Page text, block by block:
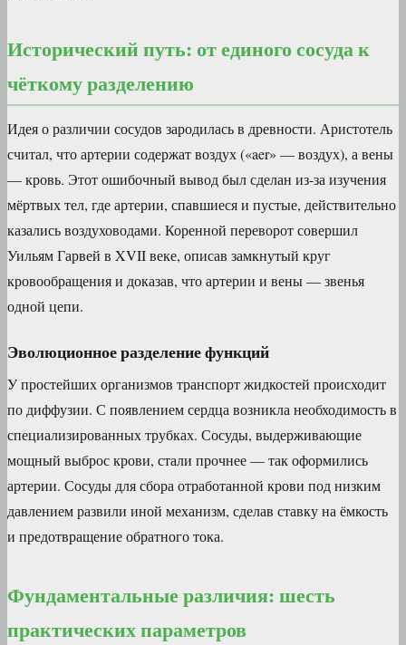
Исторический путь: от единого сосуда к
чёткому разделению
Идея о различии сосудов зародилась в древности. Аристотель
считал, что артерии содержат воздух («aer» — воздух), а вены
— кровь. Этот ошибочный вывод был сделан из-за изучения
мёртвых тел, где артерии, спавшиеся и пустые, действительно
казались воздуховодами. Коренной переворот совершил
Уильям Гарвей в XVII веке, описав замкнутый круг
кровообращения и доказав, что артерии и вены — звенья
одной цепи.
Эволюционное разделение функций
У простейших организмов транспорт жидкостей происходит
по диффузии. С появлением сердца возникла необходимость в
специализированных трубках. Сосуды, выдерживающие
мощный выброс крови, стали прочнее — так оформились
артерии. Сосуды для сбора отработанной крови под низким
давлением развили иной механизм, сделав ставку на ёмкость
и предотвращение обратного тока.
Фундаментальные различия: шесть
практических параметров